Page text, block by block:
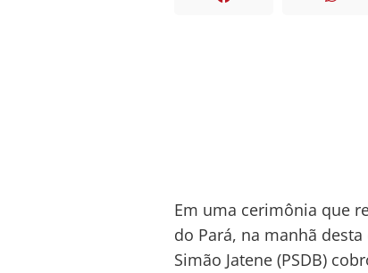
Em uma cerimônia que
do Pará, na manhã
Simão Jatene (PSDB)